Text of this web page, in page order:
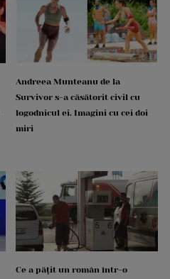
Andreea Munteanu de la
Survivor s-a căsătorit civil cu
logodnicul ei. Imagini cu cei doi
miri
Ce a pățit un român într-o